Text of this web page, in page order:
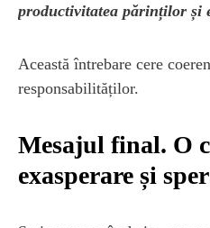
productivitatea părinților și
Această întrebare cere
responsabilităților.
Mesajul final. O
exasperare și